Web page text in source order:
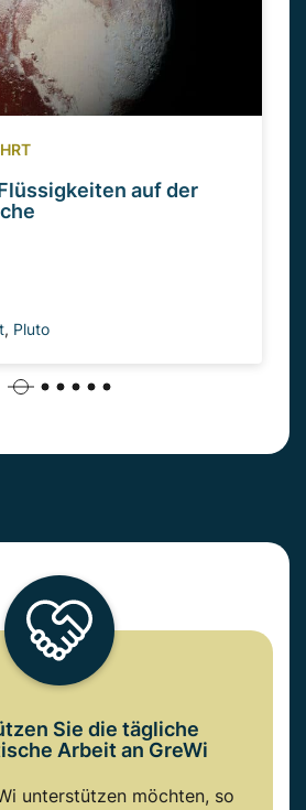
auf der
, Pluto
Sie die tägliche
Arbeit an GreWi
unterstützen möchten, so